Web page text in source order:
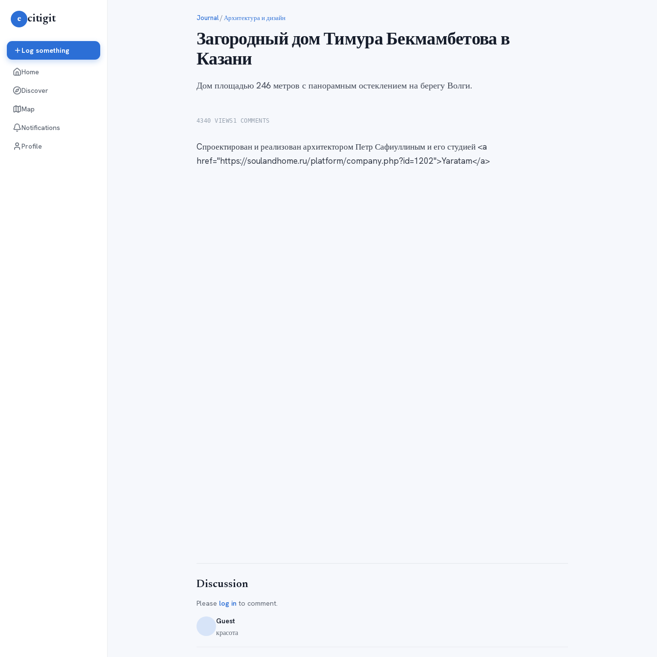
e citigit
Log something
Home
Discover
Map
Notifications
Profile
Journal/Архитектура и дизайн
Загородный дом Тимура Бекмамбетова в
Казани
Дом площадью 246 метров с панорамным остеклением на берегу Волги.
4340 VIEWS1 COMMENTS
Cпроектирован и реализован архитектором Петр Сафиуллиным и его студией <a
href="https://soulandhome.ru/platform/company.php?id=1202">Yaratam</a>
Discussion
Please log in to comment.
Guest
красота